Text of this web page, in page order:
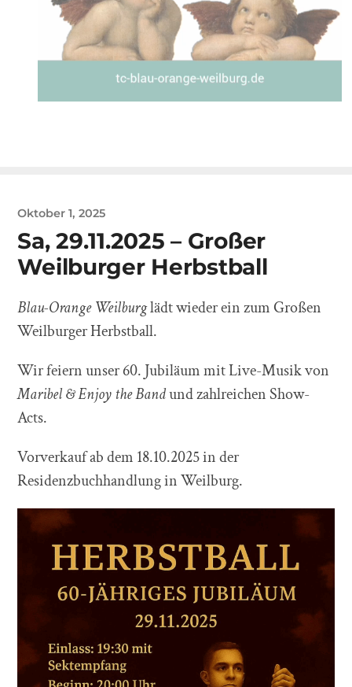
Oktober 1, 2025
Sa, 29.11.2025 – Großer
Weilburger Herbstball
Blau-Orange Weilburglädt wieder ein zum Großen
Weilburger Herbstball.
Wir feiern unser 60. Jubiläum mit Live-Musik von
Maribel & Enjoy the Bandund zahlreichen Show-
Acts.
Vorverkauf ab dem 18.10.2025 in der
Residenzbuchhandlung in Weilburg.